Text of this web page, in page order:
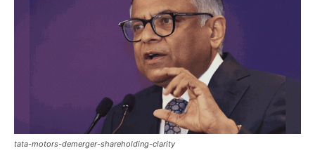
tata-motors-demerger-shareholding-clarity